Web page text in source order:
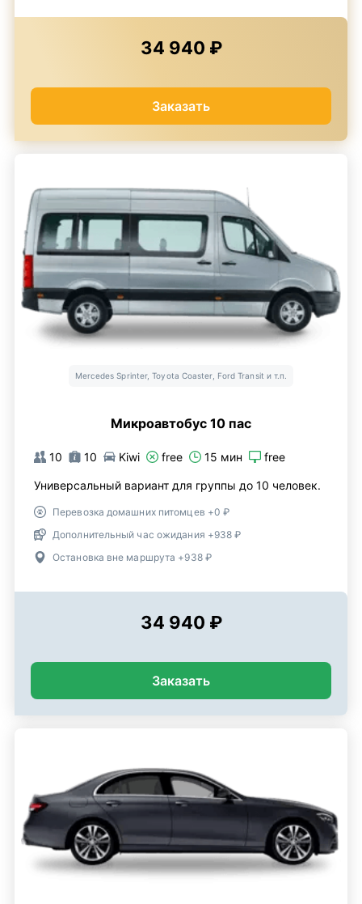
34 940 ₽
Заказать
Mercedes Sprinter, Toyota Coaster, Ford Transit и т.п.
Микроавтобус 10 пас
10 10 Kiwi free 15 мин free
Универсальный вариант для группы до 10 человек.
Перевозка домашних питомцев +0 ₽
Дополнительный час ожидания +938 ₽
Остановка вне маршрута +938 ₽
34 940 ₽
Заказать